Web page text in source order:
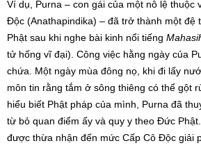
Ví dụ, Purna – con gái của một nô lệ thuộc
Độc (Anathapindika) – đã trở thành một đệ
Phật sau khi nghe bài kinh nổi tiếng
tử hống vĩ đại). Công việc hằng ngày của
chứa. Một ngày mùa đông nọ, khi đi lấy
môn tin rằng tắm ở sông thiêng có thể gột
hiểu biết Phật pháp của mình, Purna đã
từ bỏ quan điểm ấy và quy y theo Đức
được thừa nhận đến mức Cấp Cô Độc giải